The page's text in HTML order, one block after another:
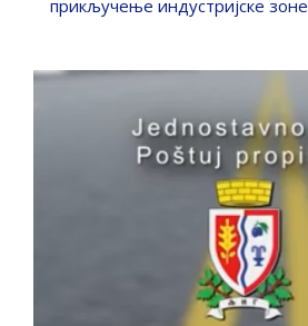
прикључење индустријске зоне